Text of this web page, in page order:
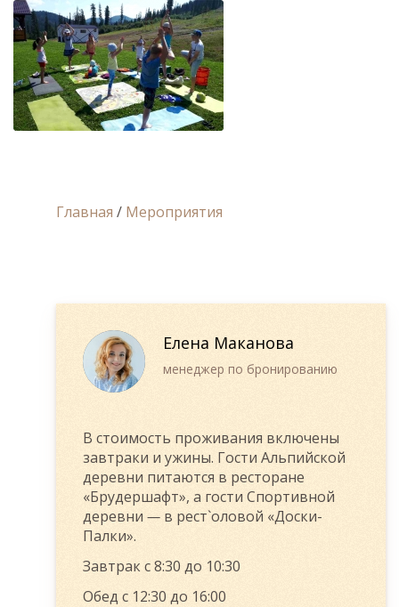
Главная / Мероприятия
Елена Маканова
менеджер по бронированию
В стоимость проживания включены
завтраки и ужины. Гости Альпийской
деревни питаются в ресторане
«Брудершафт», а гости Спортивной
деревни — в рест`оловой «Доски-
Палки».
Завтрак с 8:30 до 10:30
Обед с 12:30 до 16:00